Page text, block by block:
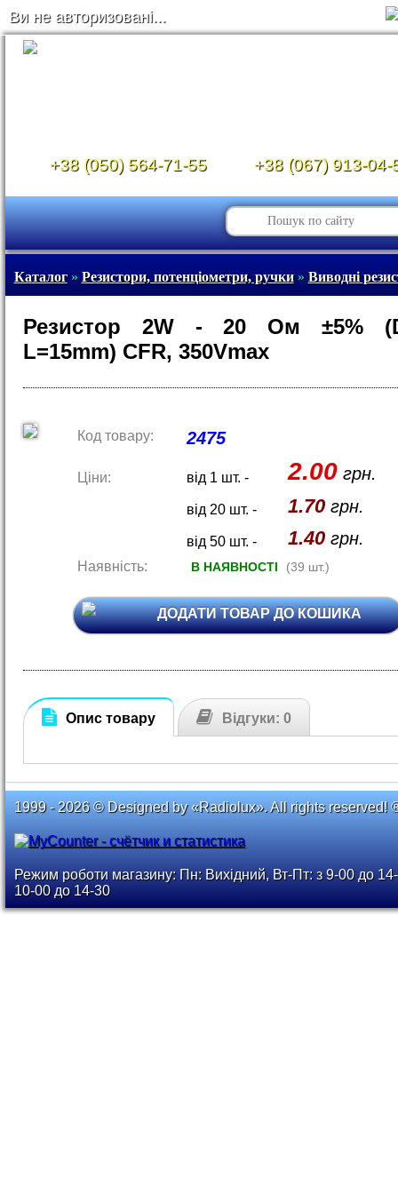
Ви не авторизовані...
+38 (050) 564-71-55 +38 (067) 913-04-
Каталог» Резистори, потенціометри, ручки» Виводні
Резистор 2W - 20 Ом ±5%
L=15mm) CFR, 350Vmax
Код товару: 2475
Ціни: від 1 шт. - 2.00грн.
від 20 шт. - 1.70грн.
від 50 шт. - 1.40грн.
Наявність: В НАЯВНОСТІ (39 шт.)
ДОДАТИ ТОВАР ДО КОШИКА
Опис товару Відгуки: 0
1999 - 2026 © Designed by «Radiolux». All rights reserved!
Режим роботи магазину: Пн: Вихідний, Вт-Пт: з 9-00 до
10-00 до 14-30